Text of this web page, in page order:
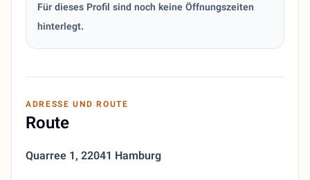
Für dieses Profil sind noch keine Öffnungszeiten
hinterlegt.
ADRESSE UND ROUTE
Route
Quarree 1, 22041 Hamburg